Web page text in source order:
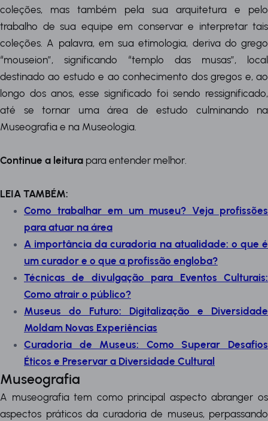
coleções, mas também pela sua arquitetura e pelo
trabalho de sua equipe em conservar e interpretar tais
coleções. A palavra, em sua etimologia, deriva do grego
“mouseion”, significando “templo das musas”, local
destinado ao estudo e ao conhecimento dos gregos e, ao
longo dos anos, esse significado foi sendo ressignificado,
até se tornar uma área de estudo culminando na
Museografia e na Museologia.
Continue a leitura para entender melhor.
LEIA TAMBÉM:
Como trabalhar em um museu? Veja profissões
para atuar na área
A importância da curadoria na atualidade: o que é
um curador e o que a profissão engloba?
Técnicas de divulgação para Eventos Culturais:
Como atrair o público?
Museus do Futuro: Digitalização e Diversidade
Moldam Novas Experiências
Curadoria de Museus: Como Superar Desafios
Éticos e Preservar a Diversidade Cultural
Museografia
A museografia tem como principal aspecto abranger os
aspectos práticos da curadoria de museus, perpassando